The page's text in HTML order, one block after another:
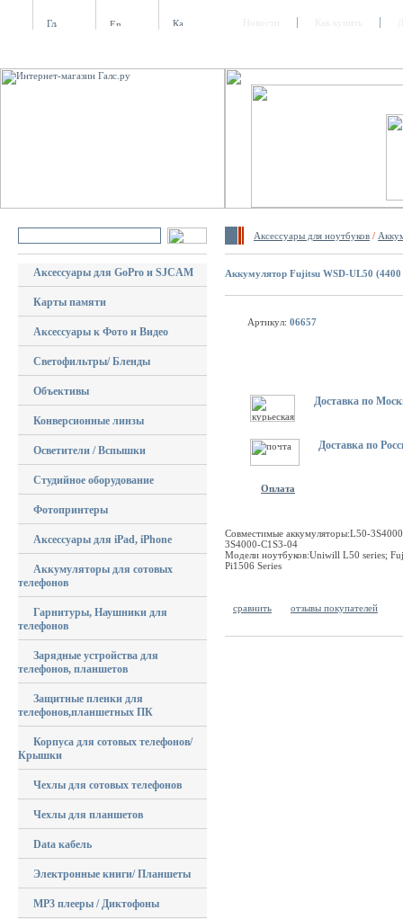
Аксессуары для ноутбуков /
Аксессуары для GoPro и SJCAM
Карты памяти
Аксессуары к Фото и Видео
Светофильтры/ Бленды
Объективы
Конверсионные линзы
Осветители / Вспышки
Студийное оборудование
Фотопринтеры
Аксессуары для iPad, iPhone
Аккумуляторы для сотовых
телефонов
Гарнитуры, Наушники для
телефонов
Зарядные устройства для
телефонов, планшетов
Защитные пленки для
телефонов,планшетных ПК
Корпуса для сотовых телефонов/
Крышки
Чехлы для сотовых телефонов
Чехлы для планшетов
Data кабель
Электронные книги/ Планшеты
MP3 плееры / Диктофоны
Аккумулятор Fujitsu WSD-UL50
Артикул: 06657
Доставка по
Доставка по
Оплата
Совместимые аккумуляторы:L50-
3S4000-C1S3-04
Модели ноутбуков:Uniwill L50 series;
Pi1506 Series
сравнить отзывы покупателей